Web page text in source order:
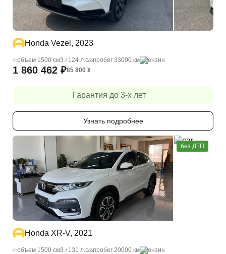
Honda Vezel, 2023
объем 1500 cм3 124 л.с пробег 33000 км бензин
1 860 462 ₽85 800 ¥
Гарантия до 3-х лет
Узнать подробнее
без ДТП
Honda XR-V, 2021
объем 1500 cм3 131 л.с пробег 20000 км бензин